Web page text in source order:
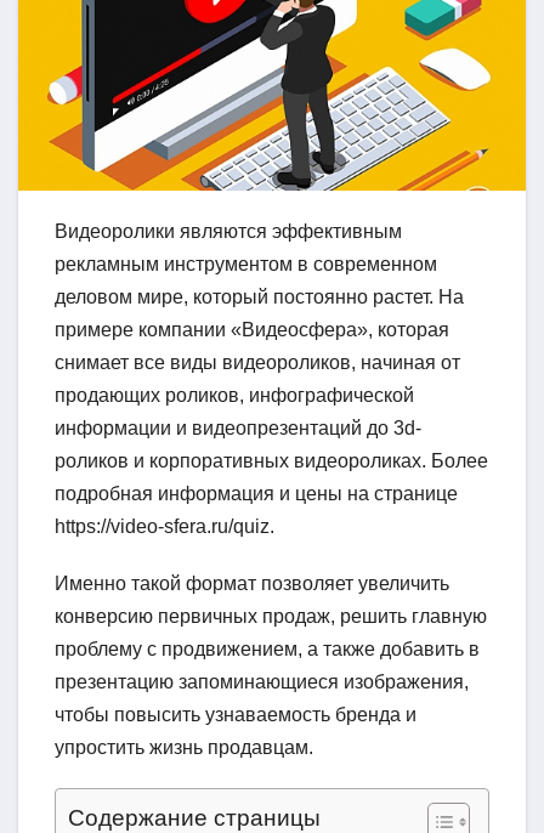
Видеоролики являются эффективным
рекламным инструментом в современном
деловом мире, который постоянно растет. На
примере компании «Видеосфера», которая
снимает все виды видеороликов, начиная от
продающих роликов, инфографической
информации и видеопрезентаций до 3d-
роликов и корпоративных видеороликах. Более
подробная информация и цены на странице
https://video-sfera.ru/quiz.
Именно такой формат позволяет увеличить
конверсию первичных продаж, решить главную
проблему с продвижением, а также добавить в
презентацию запоминающиеся изображения,
чтобы повысить узнаваемость бренда и
упростить жизнь продавцам.
Содержание страницы